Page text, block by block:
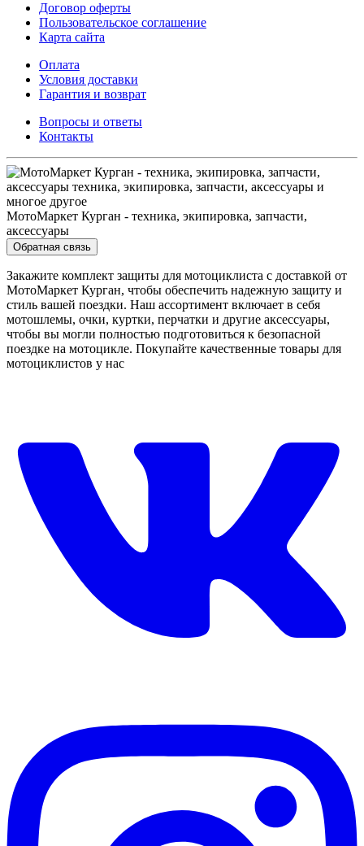
Договор оферты
Пользовательское соглашение
Карта сайта
Оплата
Условия доставки
Гарантия и возврат
Вопросы и ответы
Контакты
МотоМаркет Курган - техника, экипировка, запчасти,
аксессуары
Обратная связь
Закажите комплект защиты для мотоциклиста с доставкой от
МотоМаркет Курган, чтобы обеспечить надежную защиту и
стиль вашей поездки. Наш ассортимент включает в себя
мотошлемы, очки, куртки, перчатки и другие аксессуары,
чтобы вы могли полностью подготовиться к безопасной
поездке на мотоцикле. Покупайте качественные товары для
мотоциклистов у нас